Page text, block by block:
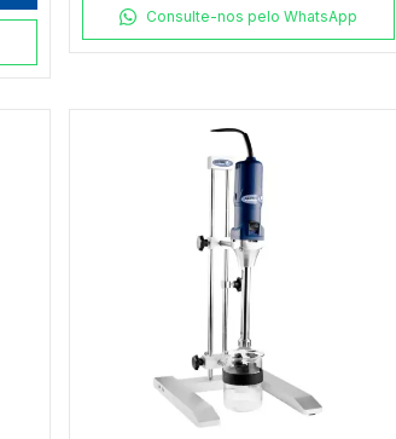
Consulte-nos pelo WhatsApp